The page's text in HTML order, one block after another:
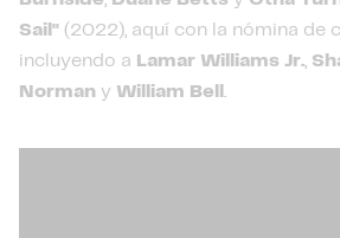
Sail" (2022), aquí con la nómina de
incluyendo a Lamar Williams Jr.,
Norman y William Bell .